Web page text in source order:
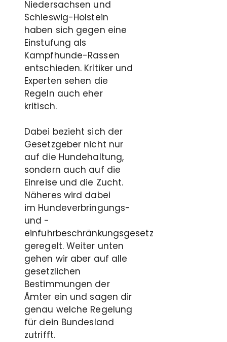
Niedersachsen und
Schleswig-Holstein
haben sich gegen eine
Einstufung als
Kampfhunde-Rassen
entschieden. Kritiker und
Experten sehen die
Regeln auch eher
kritisch.
Dabei bezieht sich der
Gesetzgeber nicht nur
auf die Hundehaltung,
sondern auch auf die
Einreise und die Zucht.
Näheres wird dabei
im Hundeverbringungs-
und -
einfuhrbeschränkungsgesetz
geregelt. Weiter unten
gehen wir aber auf alle
gesetzlichen
Bestimmungen der
Ämter ein und sagen dir
genau welche Regelung
für dein Bundesland
zutrifft.